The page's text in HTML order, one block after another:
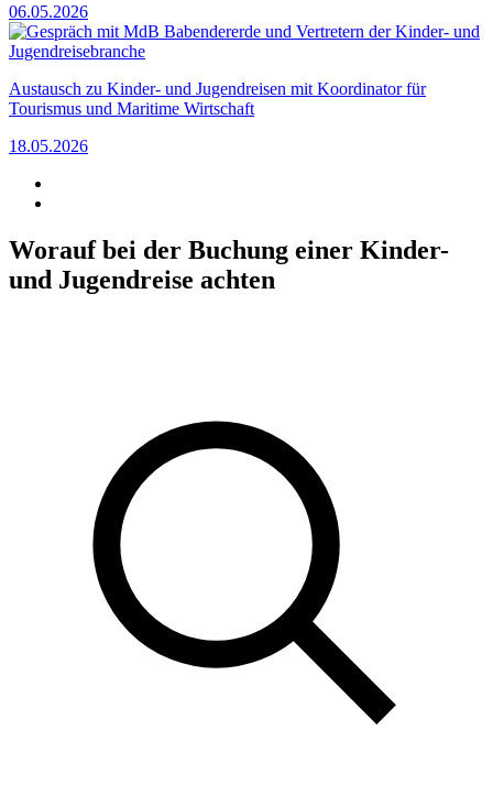
06.05.2026
Austausch zu Kinder- und Jugendreisen mit Koordinator für
Tourismus und Maritime Wirtschaft
18.05.2026
Worauf bei der Buchung einer Kinder-
und Jugendreise achten